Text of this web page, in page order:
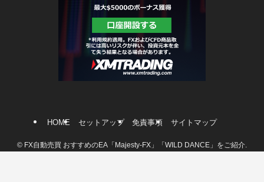
HOME セットアップ 免責事項 サイトマップ
© FX自動売買 おすすめのEA「Majesty-FX」「WILD DANCE」をご紹介.